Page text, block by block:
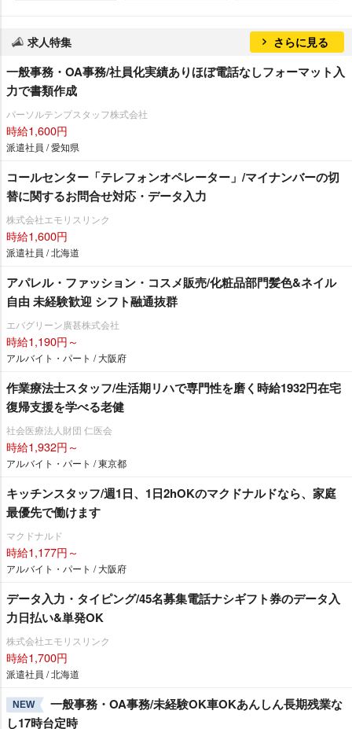
求人特集 さらに見る
一般事務・OA事務/社員化実績ありほぼ電話なしフォーマット入
力で書類作成
パーソルテンプスタッフ株式会社
時給1,600円
派遣社員 / 愛知県
コールセンター「テレフォンオペレーター」/マイナンバーの切
替に関するお問合せ対応・データ入力
株式会社エモリスリンク
時給1,600円
派遣社員 / 北海道
アパレル・ファッション・コスメ販売/化粧品部門髪色&ネイル
自由 未経験歓迎 シフト融通抜群
エバグリーン廣甚株式会社
時給1,190円～
アルバイト・パート / 大阪府
作業療法士スタッフ/生活期リハで専門性を磨く時給1932円在宅
復帰支援を学べる老健
社会医療法人財団 仁医会
時給1,932円～
アルバイト・パート / 東京都
キッチンスタッフ/週1日、1日2hOKのマクドナルドなら、家庭
最優先で働けます
マクドナルド
時給1,177円～
アルバイト・パート / 大阪府
データ入力・タイピング/45名募集電話ナシギフト券のデータ入
力日払い&単発OK
株式会社エモリスリンク
時給1,700円
派遣社員 / 北海道
NEW
一般事務・OA事務/未経験OK車OKあんしん長期残業な
し17時台定時